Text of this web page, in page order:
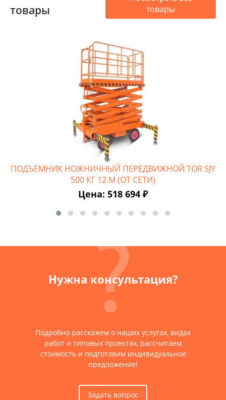
товары
товары
ПОДЪЕМНИК НОЖНИЧНЫЙ ПЕРЕДВИЖНОЙ TOR SJY
500 КГ 12 М (ОТ СЕТИ)
Цена: 518 694 ₽
Нужна консультация?
Подробно расскажем о наших услугах, видах
работ и типовых проектах, рассчитаем
стоимость и подготовим индивидуальное
предложение!
Задать вопрос